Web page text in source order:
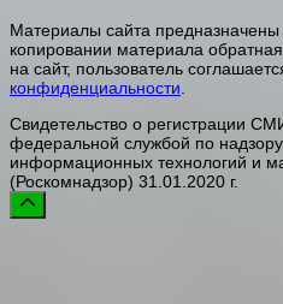
Материалы сайта
копировании материала
на сайт, пользователь
конфиденциальности